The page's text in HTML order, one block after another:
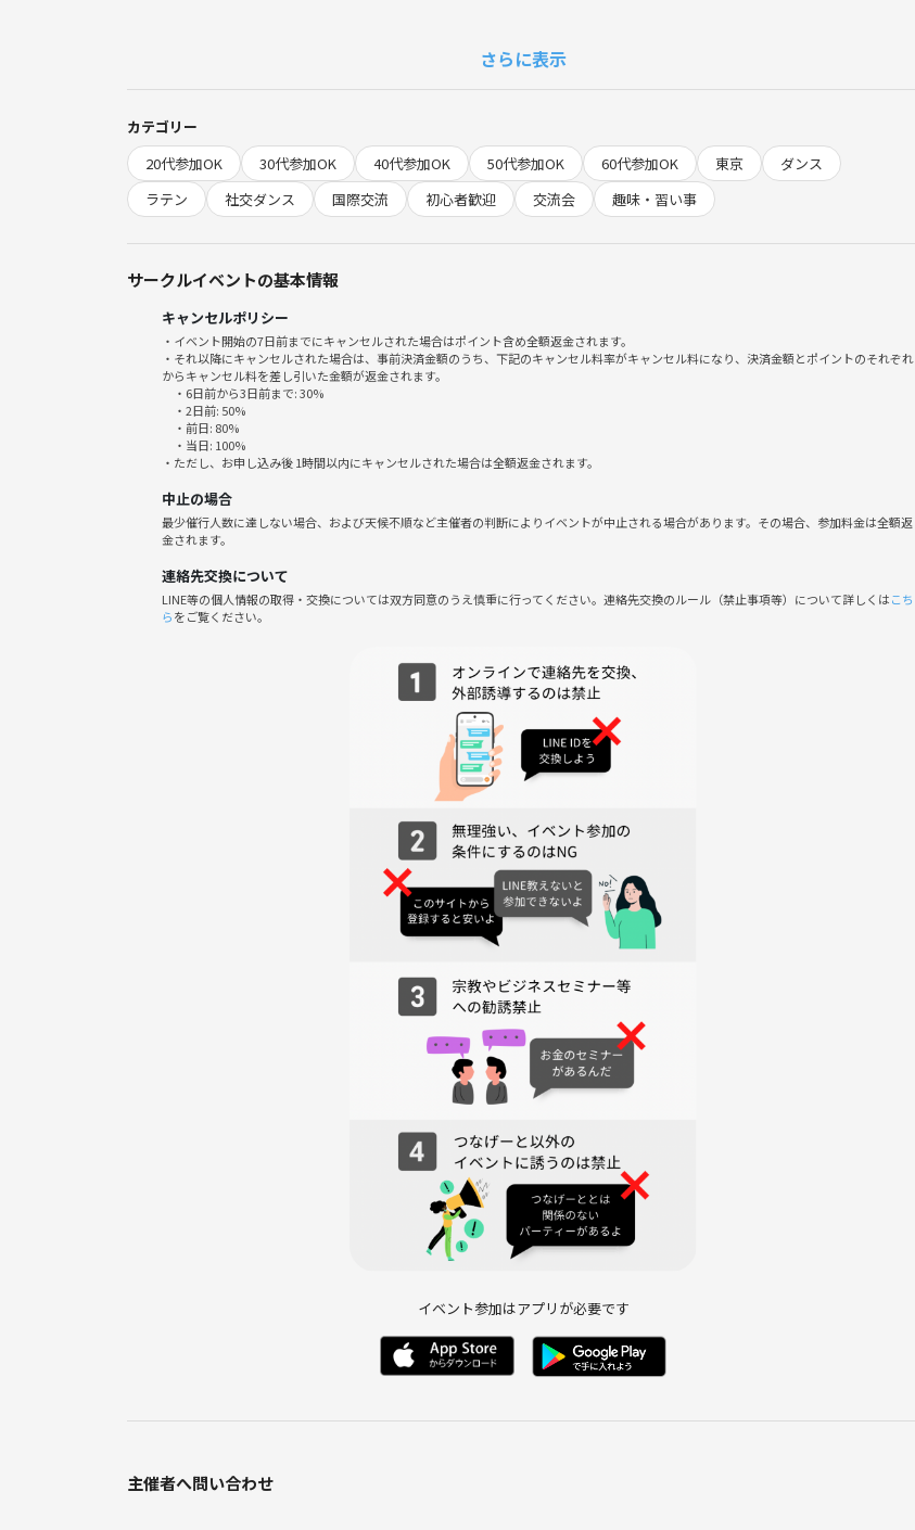
ポジティブな方々とのご縁
ずっと繋がりを持てる友達
ダンスと交流を効率的に
プロから学べる
▶バチャータクラスには想いの近い人・同じ共通点の方が集まります
✨趣味や活動の場を広げて、類友との出会いで人生を変えませんか✨
◆━━━━━━━━━━━━━━━━━━━━━━━◆
イベントについて
◆━━━━━━━━━━━━━━━━━━━━━━━◆
■🕓【時間】19:55-21:00
🚉【場所】: RIVERLD岩本町スタジオ
◆━━━━━━━━━━━━━━━━━━━━━━━◆
◆━━━━━━━━━━━━━━━━━━━━━━━◆
🔰 完全初心者向けレッスン（1ステップずつ丁寧に）
💃 経験者向けの中級コンビネーションも紹介！
👯‍♂️ パートナー不要！クラス中にペアチェンジあり
🌏 日本人も外国人も大歓迎の国際交流クラス
・保険はついておりませんので、万が一参加者が怪我をした際は、
・禁止事項 : ネットワークビジネス、宗教、セミナー、自己啓発、起業支援、教材販売などの勧誘をされている方の
ーチや誤解を招く言動は当パーティーでは禁止です。
◆━━━━━━━━━━━━━━━━━━━━━━━◆
さらに表示
カテゴリー
20代参加OK
30代参加OK 40代参加OK 50代参加OK 60代参加OK 東京
ダンス
ラテン
社交ダンス 国際交流 初心者歓迎 交流会 趣味・習い事
サークルイベントの基本情報
キャンセルポリシー
・イベント開始の7日前までにキャンセルされた場合はポイント含め全額返金されます。
・それ以降にキャンセルされた場合は、事前決済金額のうち、下記のキャンセル料率がキャンセル料になり、決済金額とポイントのそれぞれ
からキャンセル料を差し引いた金額が返金されます。
・6日前から3日前まで: 30%
・2日前: 50%
・前日: 80%
・当日: 100%
・ただし、お申し込み後 1時間以内にキャンセルされた場合は全額返金されます。
中止の場合
最少催行人数に達しない場合、および天候不順など主催者の判断によりイベントが中止される場合があります。その場合、参加料金は全額返
金されます。
連絡先交換について
LINE等の個人情報の取得・交換については双方同意のうえ慎重に行ってください。連絡先交換のルール（禁止事項等）について詳しくはこち
らをご覧ください。
イベント参加はアプリが必要です
主催者へ問い合わせ